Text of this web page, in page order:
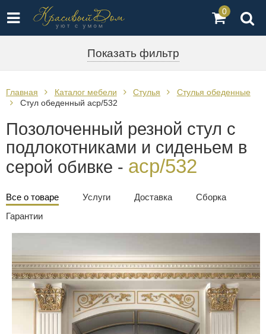
0
Показать фильтр
Главная Каталог мебели Стулья
Стулья обеденные
Стул обеденный acp/532
Позолоченный резной стул с
подлокотниками и сиденьем в
серой обивке - acp/532
Все о товаре Услуги Доставка
Сборка
Гарантии